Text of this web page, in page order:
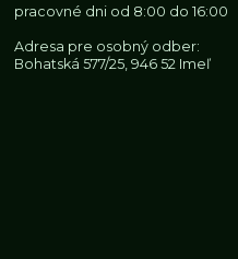
pracovné dni od 8:00 do 16:00
Adresa pre osobný odber:
Bohatská 577/25, 946 52 Imeľ